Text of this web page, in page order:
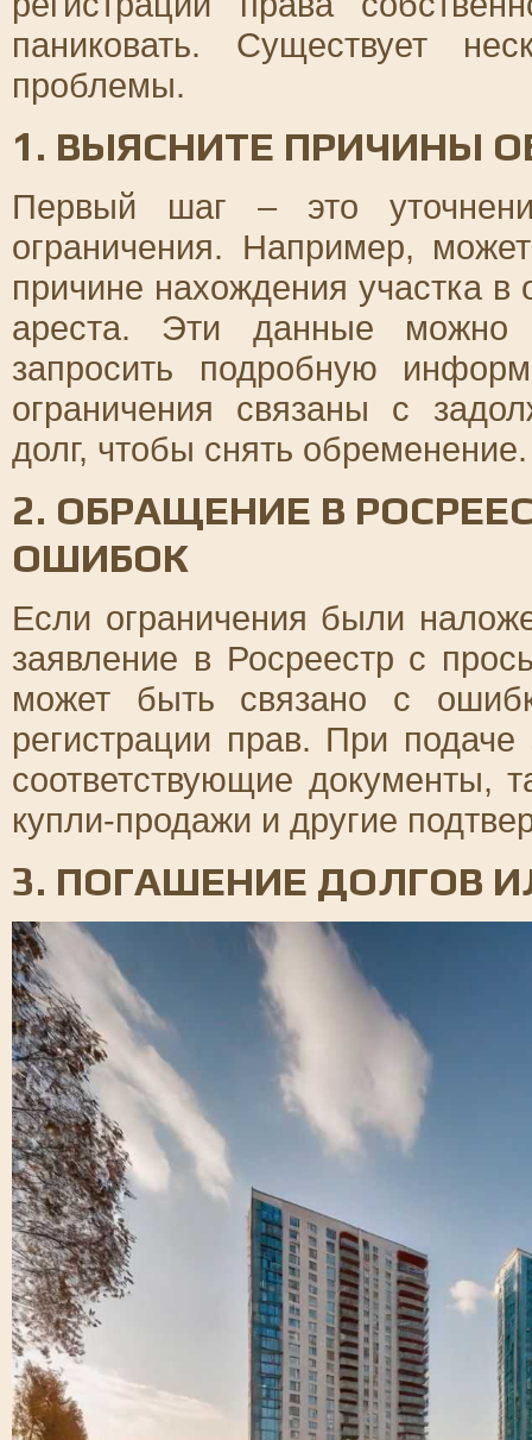
паниковать. Существует
проблемы.
1. ВЫЯСНИТЕ ПРИЧИНЫ
Первый шаг – это
ограничения. Например,
причине нахождения участка в
ареста. Эти данные можно
запросить подробную
ограничения связаны с
долг, чтобы снять обременение.
2. ОБРАЩЕНИЕ В
ОШИБОК
Если ограничения были
заявление в Росреестр с
может быть связано с
регистрации прав. При
соответствующие документы,
купли-продажи и другие
3. ПОГАШЕНИЕ ДОЛГОВ